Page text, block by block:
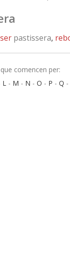
pastissera,
comencen per:
L - M - N - O - P - Q -